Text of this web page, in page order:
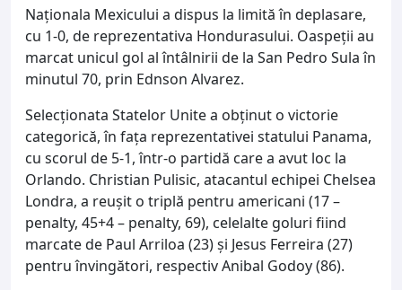
Naţionala Mexicului a dispus la limită în deplasare,
cu 1-0, de reprezentativa Hondurasului. Oaspeţii au
marcat unicul gol al întâlnirii de la San Pedro Sula în
minutul 70, prin Ednson Alvarez.
Selecţionata Statelor Unite a obţinut o victorie
categorică, în faţa reprezentativei statului Panama,
cu scorul de 5-1, într-o partidă care a avut loc la
Orlando. Christian Pulisic, atacantul echipei Chelsea
Londra, a reuşit o triplă pentru americani (17 –
penalty, 45+4 – penalty, 69), celelalte goluri fiind
marcate de Paul Arriloa (23) şi Jesus Ferreira (27)
pentru învingători, respectiv Anibal Godoy (86).